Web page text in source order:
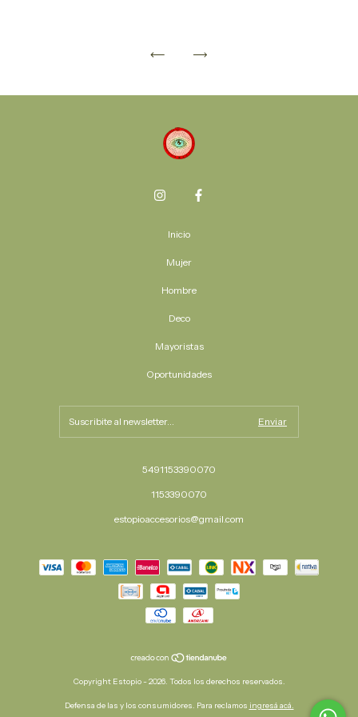
Inicio
Mujer
Hombre
Deco
Mayoristas
Oportunidades
5491153390070
1153390070
estopioaccesorios@gmail.com
Copyright Estopio - 2026. Todos los derechos reservados.
Defensa de las y los consumidores. Para reclamos ingresá acá.